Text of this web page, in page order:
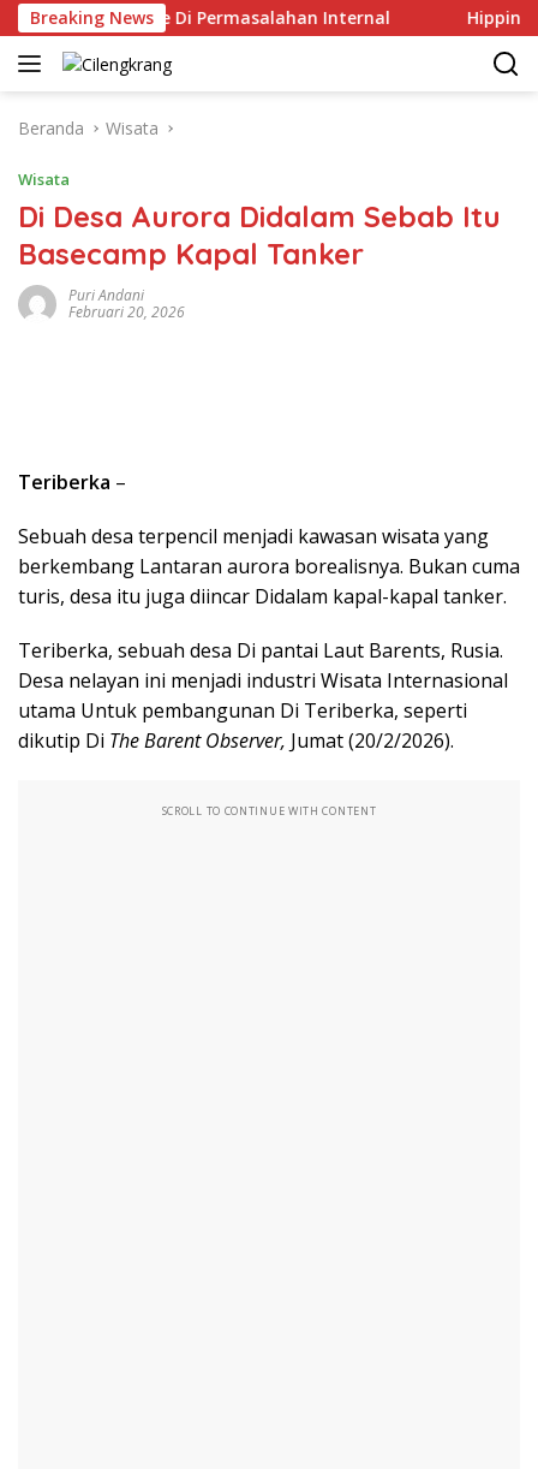
Langsung
ke
konten
Breaking News
Berat Ke Di Permasalahan Internal Hippindo
Beranda Wisata
Wisata
Di Desa Aurora Didalam Sebab Itu
Basecamp Kapal Tanker
Puri Andani
Februari 20, 2026
Teriberka –
Sebuah desa terpencil menjadi kawasan wisata yang
berkembang Lantaran aurora borealisnya. Bukan cuma
turis, desa itu juga diincar Didalam kapal-kapal tanker.
Teriberka, sebuah desa Di pantai Laut Barents, Rusia.
Desa nelayan ini menjadi industri Wisata Internasional
utama Untuk pembangunan Di Teriberka, seperti
dikutip Di The Barent Observer, Jumat (20/2/2026).
SCROLL TO CONTINUE WITH CONTENT